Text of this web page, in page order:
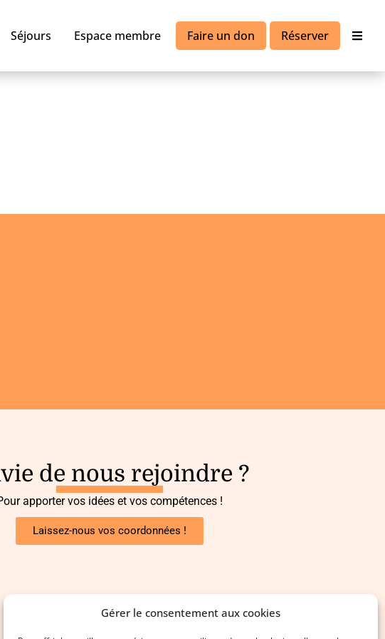
Gérer le consentement aux cookies
Séjours Espace membre Faire un don Réserver
de nous rejoindre ?
apporter vos idées et vos compétences !
Laissez-nous vos coordonnées !